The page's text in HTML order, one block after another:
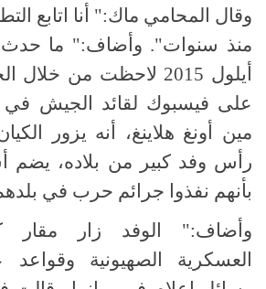
وقال المحامي ماك:" أنا اتابع
منذ سنوات". وأضاف:" ما حدث
أيلول 2015 لاحظت من
على فيسبوك لقائد الجيش في
مين أونغ هلاينغ، أنه يزور
رأس وفد كبير من بلاده، يضم
بأنهم نفذوا جرائم حرب في
وأضاف:" الوفد زار مقار
العسكرية الصهيونية